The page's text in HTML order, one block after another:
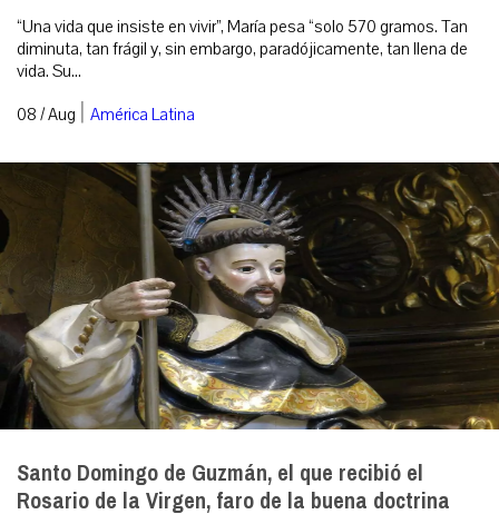
“Una vida que insiste en vivir”, María pesa “solo 570 gramos. Tan
diminuta, tan frágil y, sin embargo, paradójicamente, tan llena de
vida. Su...
08 / Aug | América Latina
Santo Domingo de Guzmán, el que recibió el
Rosario de la Virgen, faro de la buena doctrina